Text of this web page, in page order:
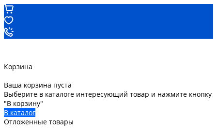
Корзина
Ваша корзина пуста
Выберите в каталоге интересующий товар и нажмите кнопку
"В корзину"
В каталог
Отложенные товары